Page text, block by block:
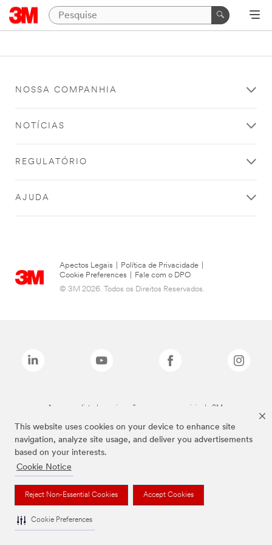
This website uses cookies on your device to enhance site
navigation, analyze site usage, and deliver you advertisements
based on your interests.
Cookie Notice
Reject Non-Essential Cookies Accept Cookies
Cookie Preferences
NOSSA COMPANHIA
NOTÍCIAS
REGULATÓRIO
AJUDA
Apectos Legais Política de Privacidade
Cookie Preferences
Fale com o DPO
© 3M 2026. Todos os Direitos Reservados.
As marcas listadas a cima são marcas comerciais da 3M.